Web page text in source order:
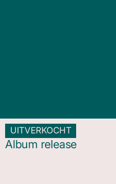
Album release
UITVERKOCHT